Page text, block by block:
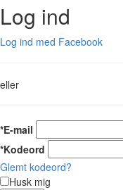
Log ind
Log ind med Facebook
eller
*E-mail
*Kodeord
Glemt kodeord?
Husk mig